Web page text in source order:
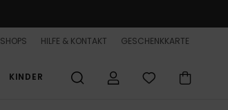
SHOPS HILFE & KONTAKT GESCHENKKARTE
KINDER